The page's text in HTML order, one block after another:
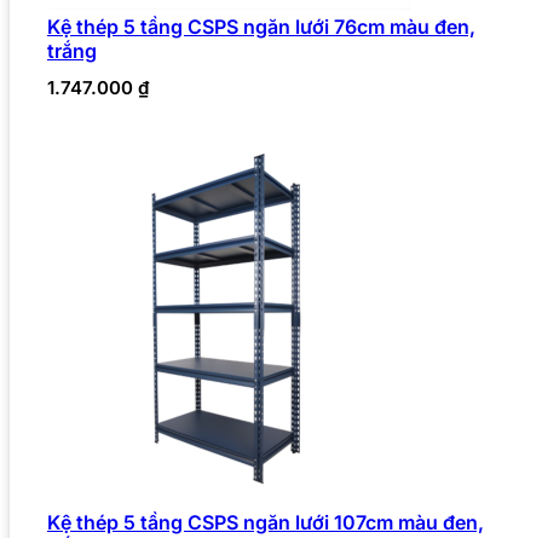
Kệ thép 5 tầng CSPS ngăn lưới 76cm màu đen,
trắng
1.747.000 ₫
Kệ thép 5 tầng CSPS ngăn lưới 107cm màu đen,